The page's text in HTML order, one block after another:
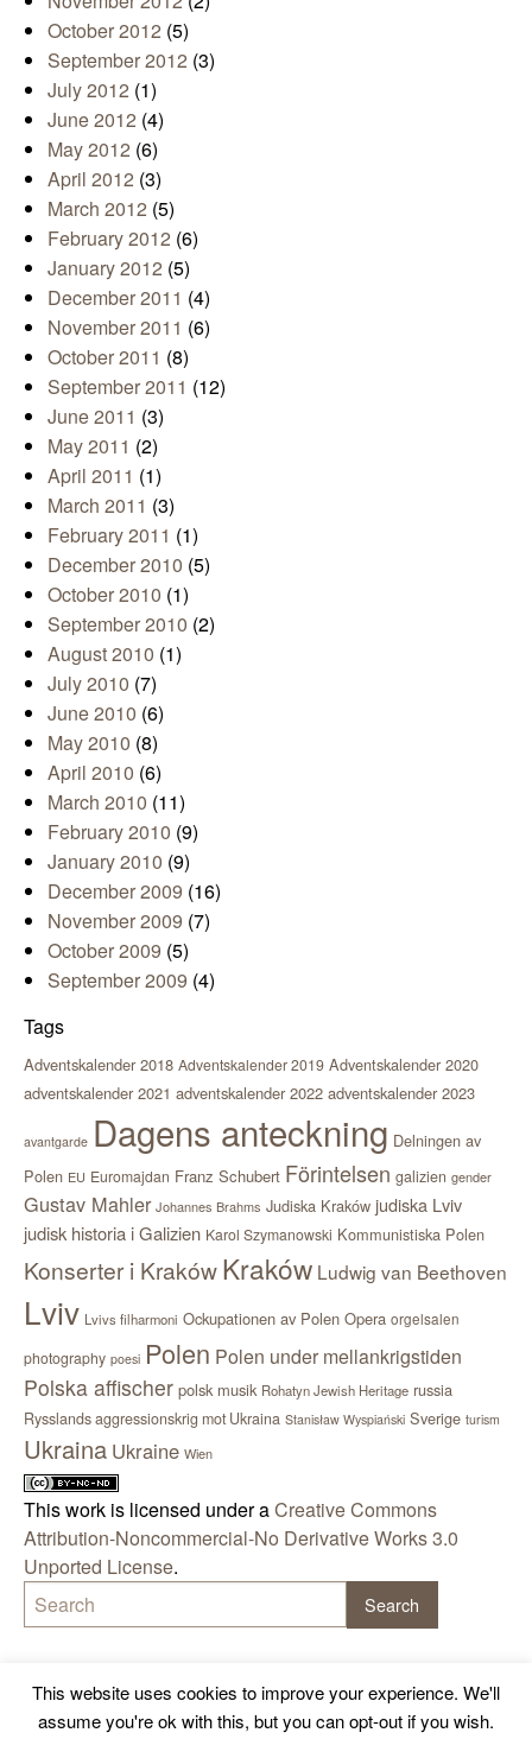
October 2012 (5)
September 2012 (3)
July 2012 (1)
June 2012 (4)
May 2012 (6)
April 2012 (3)
March 2012 (5)
February 2012 (6)
January 2012 (5)
December 2011 (4)
November 2011 (6)
October 2011 (8)
September 2011 (12)
June 2011 (3)
May 2011 (2)
April 2011 (1)
March 2011 (3)
February 2011 (1)
December 2010 (5)
October 2010 (1)
September 2010 (2)
August 2010 (1)
July 2010 (7)
June 2010 (6)
May 2010 (8)
April 2010 (6)
March 2010 (11)
February 2010 (9)
January 2010 (9)
December 2009 (16)
November 2009 (7)
October 2009 (5)
September 2009 (4)
Tags
Adventskalender 2018 Adventskalender 2019 Adventskalender 2020
adventskalender 2021 adventskalender 2022 adventskalender 2023
avantgarde Dagens anteckning Delningen av
Polen EU Euromajdan Franz Schubert Förintelsen galizien gender
Gustav Mahler Johannes Brahms Judiska Kraków judiska Lviv
judisk historia i Galizien Karol Szymanowski Kommunistiska Polen
Konserter i KrakówKraków Ludwig van Beethoven
Lviv Lvivs filharmoni Ockupationen av Polen Opera orgelsalen
photography poesi Polen Polen under mellankrigstiden
Polska affischer polsk musik Rohatyn Jewish Heritage russia
Rysslands aggressionskrig mot Ukraina Stanisław Wyspiański Sverige turism
Ukraina Ukraine Wien
This work is licensed under aCreative Commons
Attribution-Noncommercial-No Derivative Works 3.0
Unported License.
This website uses cookies to improve your experience. We'll
assume you're ok with this, but you can opt-out if you wish.